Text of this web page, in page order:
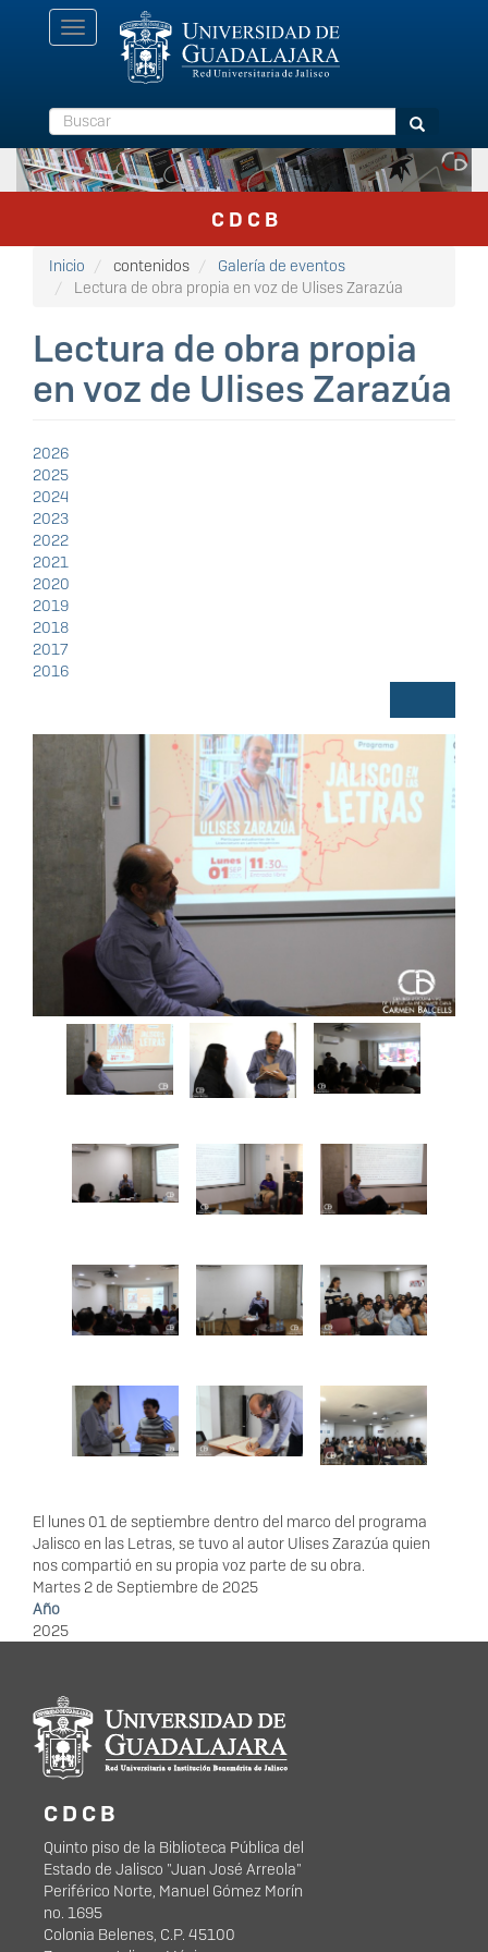
Toggle
navigation
Buscar Buscar
C D C B
Inicio contenidos
Galería de eventos
Lectura de obra propia en voz de Ulises Zarazúa
Lectura de obra propia
en voz de Ulises Zarazúa
2026
2025
2024
2023
2022
2021
2020
2019
2018
2017
2016
El lunes 01 de septiembre dentro del marco del programa
Jalisco en las Letras, se tuvo al autor Ulises Zarazúa quien
nos compartió en su propia voz parte de su obra.
Martes 2 de Septiembre de 2025
Año
2025
Información del
portal
C D C B
Quinto piso de la Biblioteca Pública del
Estado de Jalisco "Juan José Arreola"
Periférico Norte, Manuel Gómez Morín
no. 1695
Colonia Belenes, C.P. 45100